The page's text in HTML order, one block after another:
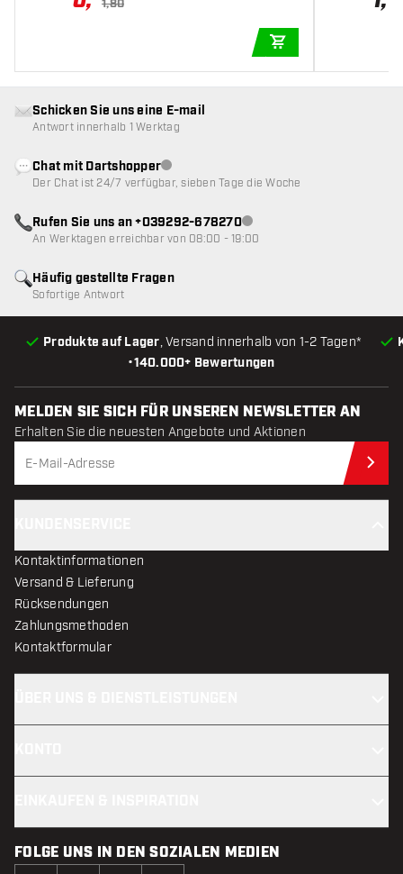
1,80
•140.000+ Bewertungen
Produkte auf Lager, Versand innerhalb von 1-2 Tagen*
Häufig gestellte Fragen
Sofortige Antwort
Schicken Sie uns eine E-mail
Antwort innerhalb 1 Werktag
Chat mit DartshopperKundenservice nicht verfügbar
Der Chat ist 24/7 verfügbar, sieben Tage die Woche
Rufen Sie uns an +039292-678270Kundenservice nicht
An Werktagen erreichbar von 08:00 - 19:00
MELDEN SIE SICH FÜR UNSEREN NEWSLETTER AN
Erhalten Sie die neuesten Angebote und Aktionen
Kontaktinformationen
Versand & Lieferung
Rücksendungen
Zahlungsmethoden
Kontaktformular
FOLGE UNS IN DEN SOZIALEN MEDIEN